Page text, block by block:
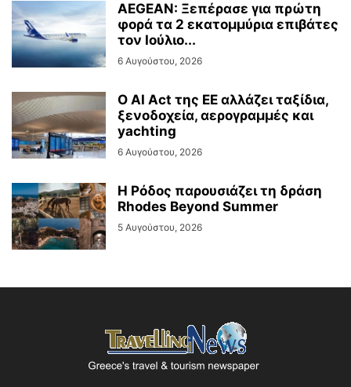
AEGEAN: Ξεπέρασε για πρώτη
φορά τα 2 εκατομμύρια επιβάτες
τον Ιούλιο...
6 Αυγούστου, 2026
Ο AI Act της ΕΕ αλλάζει ταξίδια,
ξενοδοχεία, αερογραμμές και
yachting
6 Αυγούστου, 2026
Η Ρόδος παρουσιάζει τη δράση
Rhodes Beyond Summer
5 Αυγούστου, 2026